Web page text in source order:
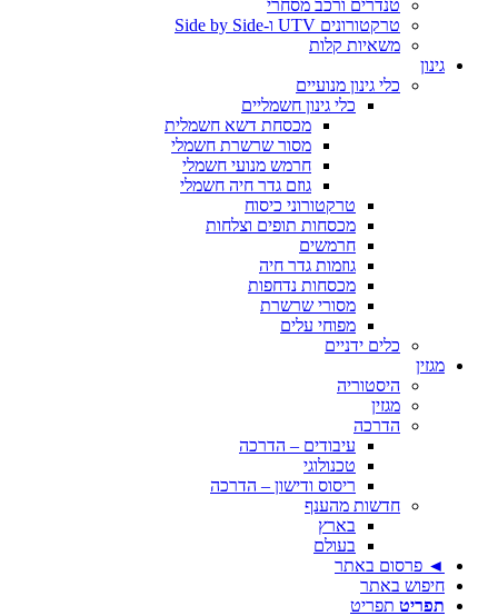
טנדרים ורכב מסחרי
טרקטורונים UTV ו-Side by Side
משאיות קלות
גינון
כלי גינון מנועיים
כלי גינון חשמליים
מכסחת דשא חשמלית
מסור שרשרת חשמלי
חרמש מנועי חשמלי
גוזם גדר חיה חשמלי
טרקטורוני כיסוח
מכסחות תופים וצלחות
חרמשים
גוזמות גדר חיה
מכסחות נדחפות
מסורי שרשרת
מפוחי עלים
כלים ידניים
מגזין
היסטוריה
מגזין
הדרכה
עיבודים – הדרכה
טכנולוגי
ריסוס ודישון – הדרכה
חדשות מהענף
בארץ
בעולם
◄ פרסום באתר
חיפוש באתר
תפריט תפריט